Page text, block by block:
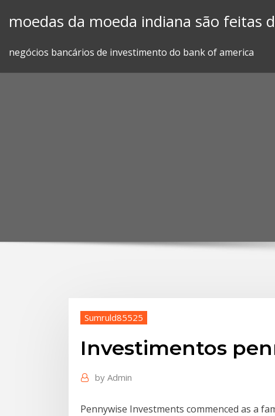
moedas da moeda indiana são feitas
negócios bancários de investimento do bank of america
Sumruld85525
Investimentos
by Admin
Pennywise Investments commenced as a